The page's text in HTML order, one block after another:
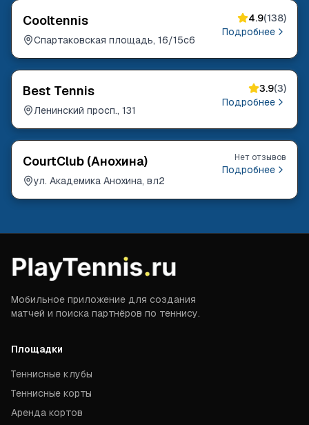
Cooltennis
Спартаковская площадь, 16/15с6
4.9(138)
Подробнее
Best Tennis
Ленинский просп., 131
3.9(3)
Подробнее
CourtClub (Анохина)
ул. Академика Анохина, вл2
Нет отзывов
Подробнее
Мобильное приложение для создания
матчей и поиска партнёров по теннису.
Площадки
Теннисные клубы
Теннисные корты
Аренда кортов